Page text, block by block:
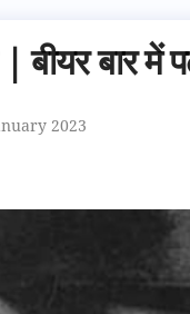
बीयर बार में
2023